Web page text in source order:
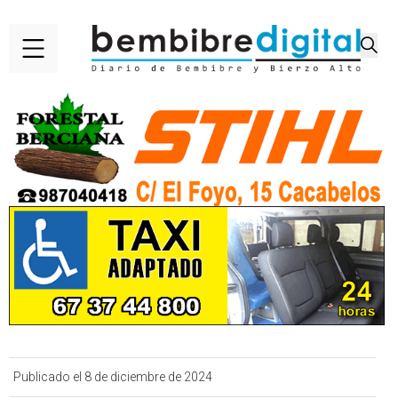
Publicado el 8 de diciembre de 2024